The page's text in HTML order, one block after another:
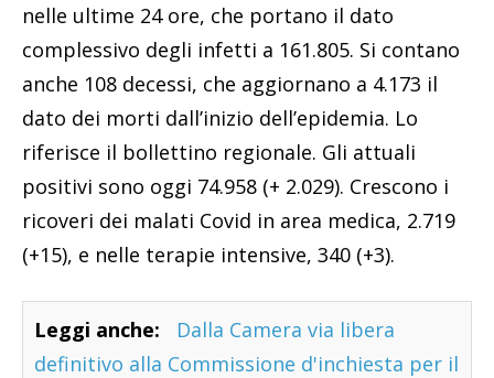
nelle ultime 24 ore, che portano il dato
complessivo degli infetti a 161.805. Si contano
anche 108 decessi, che aggiornano a 4.173 il
dato dei morti dall’inizio dell’epidemia. Lo
riferisce il bollettino regionale. Gli attuali
positivi sono oggi 74.958 (+ 2.029). Crescono i
ricoveri dei malati Covid in area medica, 2.719
(+15), e nelle terapie intensive, 340 (+3).
Leggi anche:
Dalla Camera via libera
definitivo alla Commissione d'inchiesta per il